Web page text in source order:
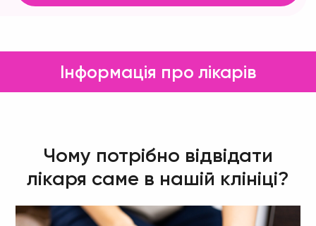
Інформація про лікарів
Чому потрібно відвідати
лікаря саме в нашій клініці?